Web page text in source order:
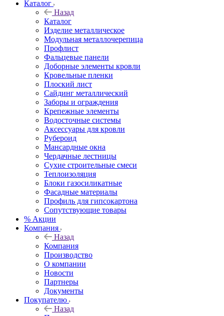
Каталог
Назад
Каталог
Изделие металлическое
Модульная металлочерепица
Профлист
Фальцевые панели
Доборные элементы кровли
Кровельные пленки
Плоский лист
Сайдинг металлический
Заборы и ограждения
Крепежные элементы
Водосточные системы
Аксессуары для кровли
Рубероид
Мансардные окна
Чердачные лестницы
Сухие строительные смеси
Теплоизоляция
Блоки газосиликатные
Фасадные материалы
Профиль для гипсокартона
Сопутствующие товары
% Акции
Компания
Назад
Компания
Производство
О компании
Новости
Партнеры
Документы
Покупателю
Назад